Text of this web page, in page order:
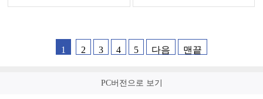
1 2 3 4 5 다음 맨끝
PC버전으로 보기